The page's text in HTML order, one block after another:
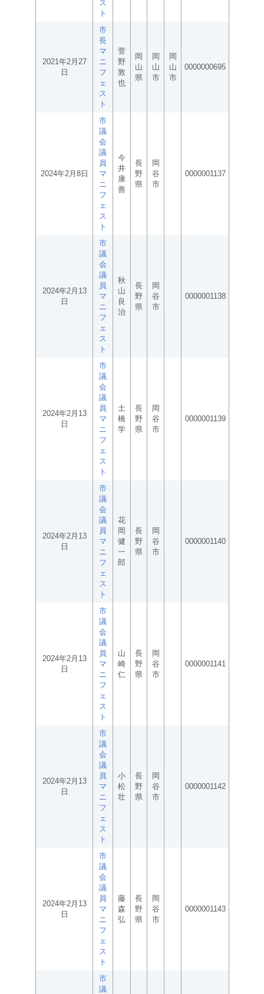
ス
ト
2021年2月27
日
市
長
マ
ニ
フ
ェ
ス
ト
菅
野
敦
也
岡
山
県
岡
山
市
岡
山
市
0000000695
2024年2月8日
市
議
会
議
員
マ
ニ
フ
ェ
ス
ト
今
井
康
善
長
野
県
岡
谷
市
0000001137
2024年2月13
日
市
議
会
議
員
マ
ニ
フ
ェ
ス
ト
秋
山
良
治
長
野
県
岡
谷
市
0000001138
2024年2月13
日
市
議
会
議
員
マ
ニ
フ
ェ
ス
ト
土
橋
学
長
野
県
岡
谷
市
0000001139
2024年2月13
日
市
議
会
議
員
マ
ニ
フ
ェ
ス
ト
花
岡
健
一
郎
長
野
県
岡
谷
市
0000001140
2024年2月13
日
市
議
会
議
員
マ
ニ
フ
ェ
ス
ト
山
崎
仁
長
野
県
岡
谷
市
0000001141
2024年2月13
日
市
議
会
議
員
マ
ニ
フ
ェ
ス
ト
小
松
壮
長
野
県
岡
谷
市
0000001142
2024年2月13
日
市
議
会
議
員
マ
ニ
フ
ェ
ス
ト
藤
森
弘
長
野
県
岡
谷
市
0000001143
市
議